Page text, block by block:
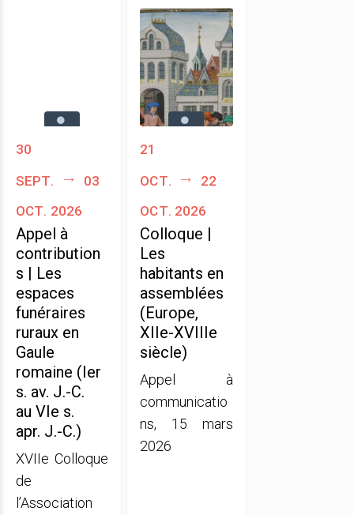
30
sept.
03
oct. 2026
Appel à
contribution
s | Les
espaces
funéraires
ruraux en
Gaule
romaine (Ier
s. av. J.-C.
au VIe s.
apr. J.-C.)
XVIIe Colloque
de
l’Association
21
oct.
22
oct. 2026
Colloque |
Les
habitants en
assemblées
(Europe,
XIIe-XVIIIe
siècle)
Appel à
communicatio
ns, 15 mars
2026